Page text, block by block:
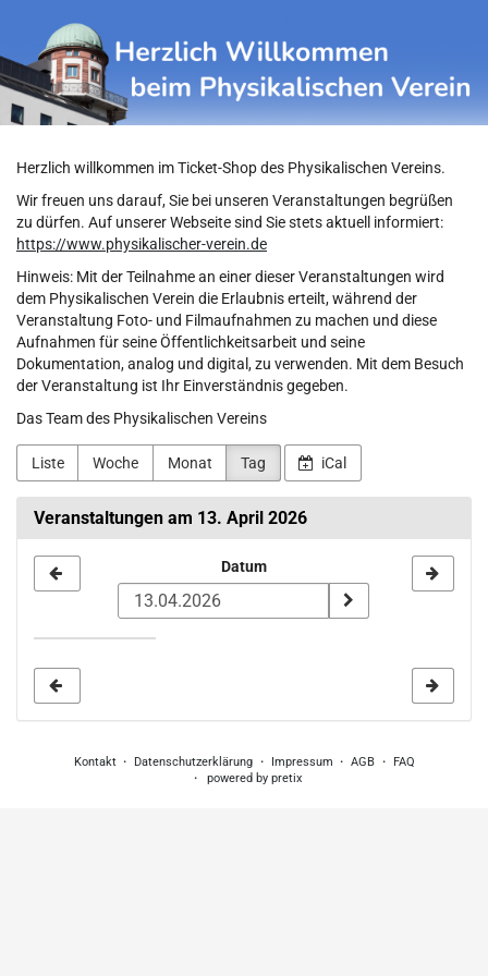
Haupt-
Inhalt
springen
Physikalischer
Verein
Herzlich willkommen im Ticket-Shop des Physikalischen Vereins.
Wir freuen uns darauf, Sie bei unseren Veranstaltungen begrüßen
zu dürfen. Auf unserer Webseite sind Sie stets aktuell informiert:
https://www.physikalischer-verein.de
Hinweis: Mit der Teilnahme an einer dieser Veranstaltungen wird
dem Physikalischen Verein die Erlaubnis erteilt, während der
Veranstaltung Foto- und Filmaufnahmen zu machen und diese
Aufnahmen für seine Öffentlichkeitsarbeit und seine
Dokumentation, analog und digital, zu verwenden. Mit dem Besuch
der Veranstaltung ist Ihr Einverständnis gegeben.
Das Team des Physikalischen Vereins
Liste Woche Monat Tag iCal
Veranstaltungen am 13. April 2026
zur
Anzeige
Datum
Kontakt Datenschutzerklärung Impressum AGB
FAQ
powered by pretix